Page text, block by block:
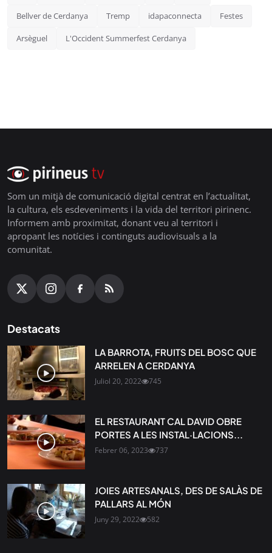
Bellver de Cerdanya Tremp idapaconnecta Festes
Arsèguel L'Occident Summerfest Cerdanya
Som un mitjà de comunicació digital centrat en l’actualitat,
la cultura, els esdeveniments i la vida del territori pirinenc.
Informem amb proximitat, donant veu al territori i
apropant les notícies i continguts audiovisuals a la
comunitat.
Destacats
LA BARROTA, FRUITS DEL BOSC QUE
ARRELEN A CERDANYA
Juliol 20, 2022 745
EL RESTAURANT CAL DAVID OBRE
PORTES A LES INSTAL·LACIONS...
Febrer 06, 2023 737
JOIES ARTESANALS, DES DE SALÀS DE
PALLARS AL MÓN
Juny 29, 2022 582